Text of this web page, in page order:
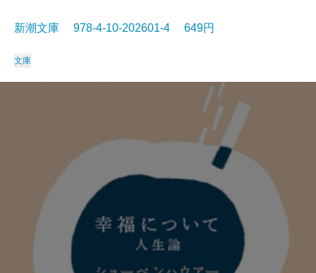
新潮文庫 978-4-10-202601-4 649円
文庫